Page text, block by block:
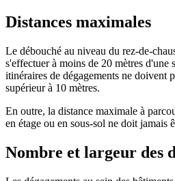
Distances maximales
Le débouché au niveau du rez-de-
s'effectuer à moins de 20 mètres d'une
itinéraires de dégagements ne doivent
supérieur à 10 mètres.
En outre, la distance maximale à
en étage ou en sous-sol ne doit jamais
Nombre et largeur des